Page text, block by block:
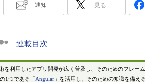
通知 見る
連載目次
を利用したアプリ開発が広く普及し、そのためのフレー
1つである「 Angular 」を活用し、そのための知識を備え